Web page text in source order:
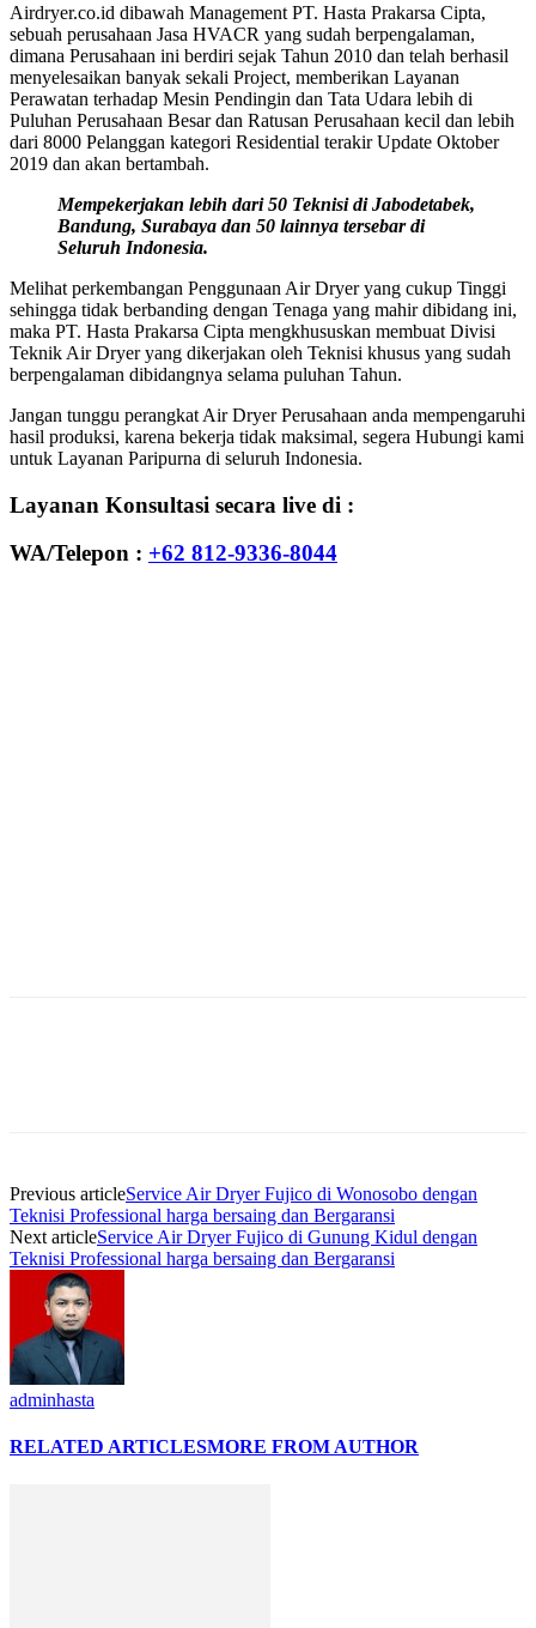
Airdryer.co.id dibawah Management PT. Hasta Prakarsa Cipta,
sebuah perusahaan Jasa HVACR yang sudah berpengalaman,
dimana Perusahaan ini berdiri sejak Tahun 2010 dan telah berhasil
menyelesaikan banyak sekali Project, memberikan Layanan
Perawatan terhadap Mesin Pendingin dan Tata Udara lebih di
Puluhan Perusahaan Besar dan Ratusan Perusahaan kecil dan lebih
dari 8000 Pelanggan kategori Residential terakir Update Oktober
2019 dan akan bertambah.
Mempekerjakan lebih dari 50 Teknisi di Jabodetabek,
Bandung, Surabaya dan 50 lainnya tersebar di
Seluruh Indonesia.
Melihat perkembangan Penggunaan Air Dryer yang cukup Tinggi
sehingga tidak berbanding dengan Tenaga yang mahir dibidang ini,
maka PT. Hasta Prakarsa Cipta mengkhususkan membuat Divisi
Teknik Air Dryer yang dikerjakan oleh Teknisi khusus yang sudah
berpengalaman dibidangnya selama puluhan Tahun.
Jangan tunggu perangkat Air Dryer Perusahaan anda mempengaruhi
hasil produksi, karena bekerja tidak maksimal, segera Hubungi kami
untuk Layanan Paripurna di seluruh Indonesia.
Layanan Konsultasi secara live di :
WA/Telepon : +62 812-9336-8044
Previous articleService Air Dryer Fujico di Wonosobo dengan
Teknisi Professional harga bersaing dan Bergaransi
Next articleService Air Dryer Fujico di Gunung Kidul dengan
Teknisi Professional harga bersaing dan Bergaransi
adminhasta
RELATED ARTICLESMORE FROM AUTHOR